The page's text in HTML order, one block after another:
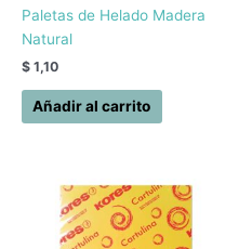
Paletas de Helado Madera
Natural
$ 1,10
Añadir al carrito